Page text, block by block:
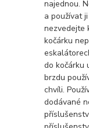
najednou.
a používat
nezvedejte
kočárku
do kočárku
brzdu
chvíli.
dodávané